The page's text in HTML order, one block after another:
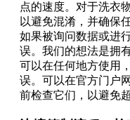
点的速度。对于洗衣
以避免混淆，并确保
如果被询问数据或进
误。我们的想法是拥
可以在任何地方使用
误。可以在官方门户
前检查它们，以避免